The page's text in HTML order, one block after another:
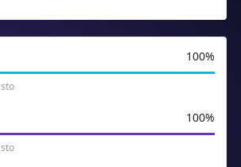
100%
100%